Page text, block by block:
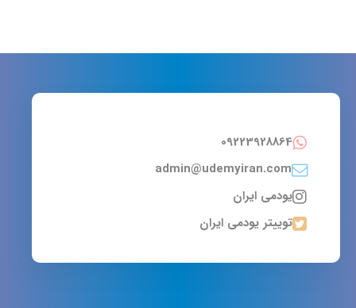
09223928864
admin@udemyiran.com
یودمی ایران
توییتر یودمی ایران